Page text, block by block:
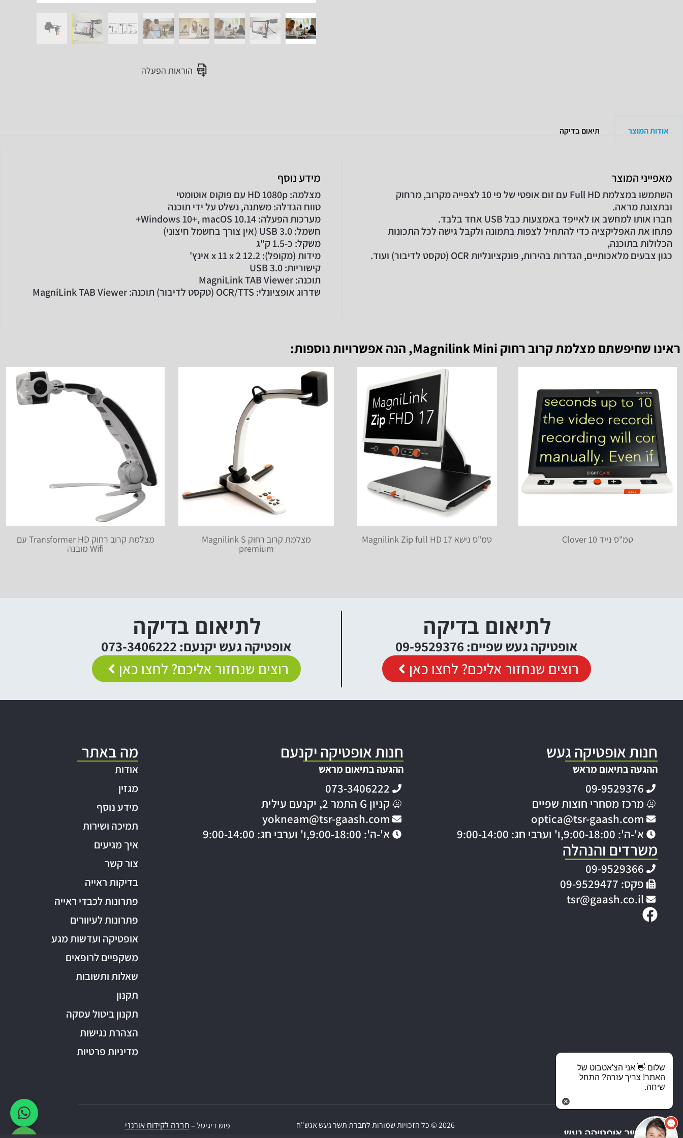
הוראות הפעלה
אודות המוצר תיאום בדיקה
מאפייני המוצר
השתמשו במצלמת Full HD עם זום אופטי של פי 10 לצפייה מקרוב, מרחוק
ובתצוגת מראה.
חברו אותו למחשב או לאייפד באמצעות כבל USB אחד בלבד.
פתחו את האפליקציה כדי להתחיל לצפות בתמונה ולקבל גישה לכל התכונות
הכלולות בתוכנה,
כגון צבעים מלאכותיים, הגדרות בהירות, פונקציונליות OCR (טקסט לדיבור) ועוד.
מידע נוסף
מצלמה: HD 1080p עם פוקוס אוטומטי
טווח הגדלה: משתנה, נשלט על ידי תוכנה
מערכות הפעלה: Windows 10+, macOS 10.14+
חשמל: USB 3.0 (אין צורך בחשמל חיצוני)
משקל: כ-1.5 ק"ג
מידות (מקופל): 12.2 x 11 x 2 אינץ'
קישוריות: USB 3.0
תוכנה: MagniLink TAB Viewer
שדרוג אופציונלי: OCR/TTS (טקסט לדיבור) תוכנה: MagniLink TAB Viewer
ראינו שחיפשתם מצלמת קרוב רחוק Magnilink Mini , הנה אפשרויות נוספות:
טמ"ס נייד Clover 10 טמ"ס נישא Magnilink Zip full HD 17 מצלמת קרוב רחוק Magnilink S
premium
מצלמת קרוב רחוק Transformer HD עם
Wifi מובנה
לתיאום בדיקה
אופטיקה געש שפיים: 09-9529376
רוצים שנחזור אליכם? לחצו כאן
לתיאום בדיקה
אופטיקה געש יקנעם: 073-3406222
רוצים שנחזור אליכם? לחצו כאן
חנות אופטיקה געש
ההגעה בתיאום מראש
09-9529376
מרכז מסחרי חוצות שפיים
optica@tsr-gaash.com
א'-ה': 9:00-18:00,
ו' וערבי חג: 9:00-14:00
משרדים והנהלה
09-9529366
פקס: 09-9529477
tsr@gaash.co.il
חנות אופטיקה יקנעם
ההגעה בתיאום מראש
073-3406222
קניון G התמר 2, יקנעם עילית
yokneam@tsr-gaash.com
א'-ה': 9:00-18:00,
ו' וערבי חג: 9:00-14:00
מה באתר
אודות
מגזין
מידע נוסף
תמיכה ושירות
איך מגיעים
צור קשר
בדיקות ראייה
פתרונות לכבדי ראייה
פתרונות לעיוורים
אופטיקה ועדשות מגע
משקפיים לרופאים
שאלות ותשובות
תקנון
תקנון ביטול עסקה
הצהרת נגישות
מדיניות פרטיות
2026 © כל הזכויות שמורות לחברת תשר געש אגש"ח פוש דיגיטל –חברה לקידום אורגני
שלום 👋 אני הצ'אטבוט של
האתר! צריך עזרה? התחל
שיחה.